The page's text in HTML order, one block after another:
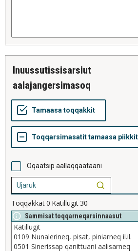
inuussutissisarsiut
aalajangersimasoq
Oqaatsip aallaqqaataani
Toqqakkat0 Katillugit30
Sammisat toqqarneqarsinnaasut